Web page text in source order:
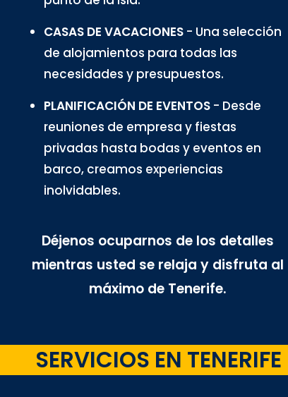
CASAS DE VACACIONES- Una selección
de alojamientos para todas las
necesidades y presupuestos.
PLANIFICACIÓN DE EVENTOS- Desde
reuniones de empresa y fiestas
privadas hasta bodas y eventos en
barco, creamos experiencias
inolvidables.
Déjenos ocuparnos de los detalles
mientras usted se relaja y disfruta al
máximo de Tenerife.
SERVICIOS EN TENERIFE